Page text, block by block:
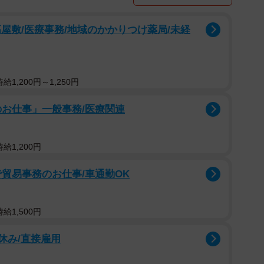
敷/医療事務/地域のかかりつけ薬局/未経
給1,200円～1,250円
仕事」一般事務/医療関連
給1,200円
易事務のお仕事/車通勤OK
給1,500円
み/直接雇用